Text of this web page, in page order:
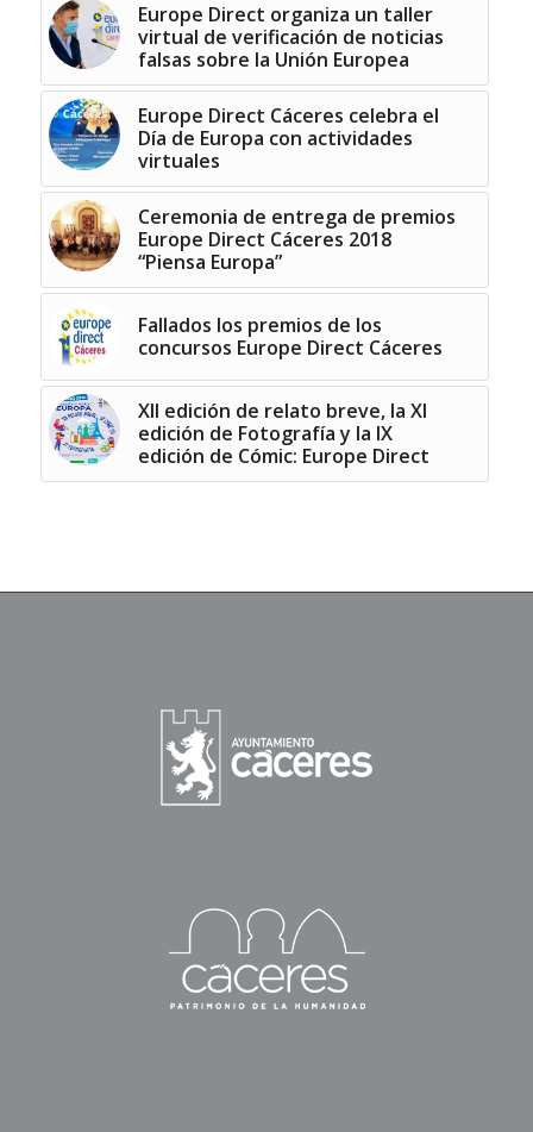
Europe Direct organiza un taller
virtual de verificación de noticias
falsas sobre la Unión Europea
Europe Direct Cáceres celebra el
Día de Europa con actividades
virtuales
Ceremonia de entrega de premios
Europe Direct Cáceres 2018
“Piensa Europa”
Fallados los premios de los
concursos Europe Direct Cáceres
XII edición de relato breve, la XI
edición de Fotografía y la IX
edición de Cómic: Europe Direct